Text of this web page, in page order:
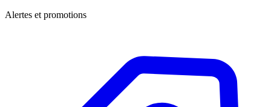
Alertes et promotions